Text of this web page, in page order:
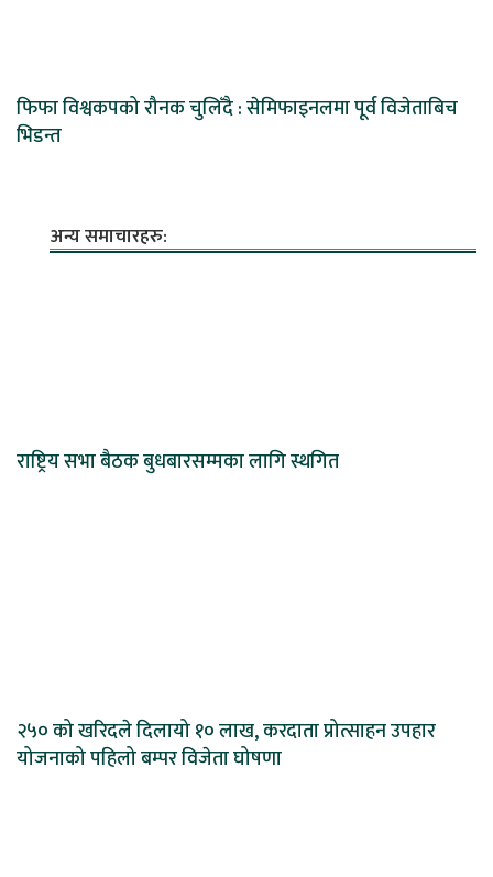
फिफा विश्वकपको रौनक चुलिँदै : सेमिफाइनलमा पूर्व विजेताबिच
भिडन्त
अन्य समाचारहरु:
राष्ट्रिय सभा बैठक बुधबारसम्मका लागि स्थगित
२५० को खरिदले दिलायो १० लाख, करदाता प्रोत्साहन उपहार
योजनाको पहिलो बम्पर विजेता घोषणा